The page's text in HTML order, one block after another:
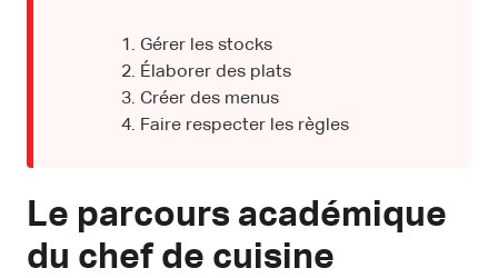
Gérer les stocks
Élaborer des plats
Créer des menus
Faire respecter les règles
Le parcours académique
du chef de cuisine